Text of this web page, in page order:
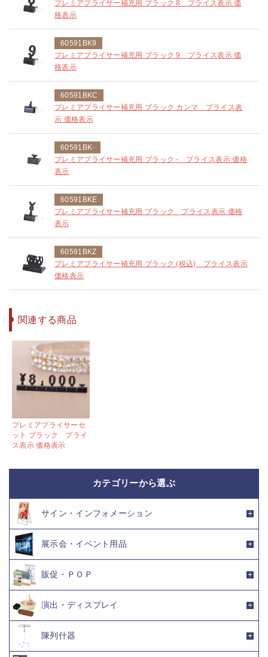
プレミアプライサー補充用 ブラック 8 プライス表示 価
格表示
60591BK9
プレミアプライサー補充用 ブラック 9 プライス表示 価
格表示
60591BKC
プレミアプライサー補充用 ブラック カンマ プライス表
示 価格表示
60591BK-
プレミアプライサー補充用 ブラック - プライス表示 価格
表示
60591BKE
プレミアプライサー補充用 ブラック プライス表示 価格
表示
60591BKZ
プレミアプライサー補充用 ブラック (税込) プライス表示
価格表示
関連する商品
プレミアプライサーセ
ット ブラック プライ
ス表示 価格表示
カテゴリーから選ぶ
サイン・インフォメーション
展示会・イベント用品
販促・ＰＯＰ
演出・ディスプレイ
陳列什器